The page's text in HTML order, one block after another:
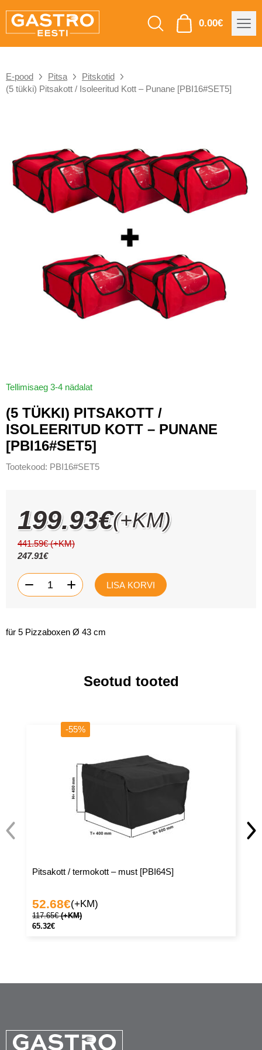
0.00€
E-pood Pitsa
Pitskotid
(5 tükki) Pitsakott / Isoleeritud Kott – Punane [PBI16#SET5]
Tellimisaeg 3-4 nädalat
(5 TÜKKI) PITSAKOTT /
ISOLEERITUD KOTT – PUNANE
[PBI16#SET5]
Tootekood: PBI16#SET5
199.93€(+KM)
441.59€ (+KM)
247.91€
-
tükki)
Pitsakott
-
+ LISA KORVI
für 5 Pizzaboxen Ø 43 cm
Seotud tooted
-55%
Pitsakott / termokott – must [PBI64S]
52.68€(+KM)
117.65€ (+KM)
65.32€